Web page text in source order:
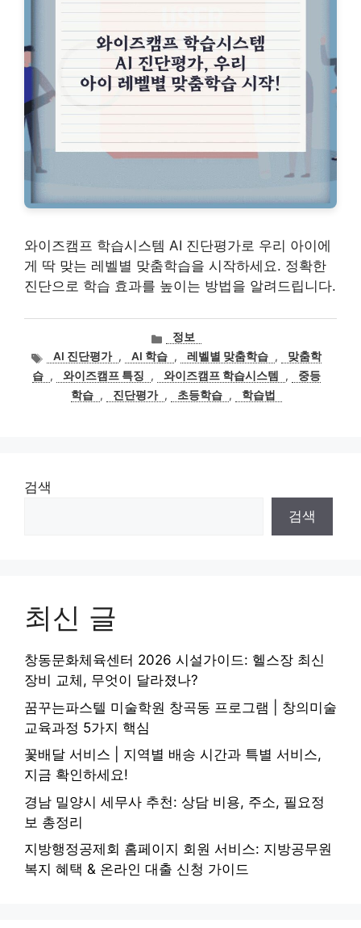
와이즈캠프 학습시스템 AI 진단평가로 우리 아이에
게 딱 맞는 레벨별 맞춤학습을 시작하세요. 정확한
진단으로 학습 효과를 높이는 방법을 알려드립니다.
카
고
리
정보
태AI 진단평가 , AI 학습 , 레벨별 맞춤학습 ,
맞춤학
습 , 와이즈캠프 특징 , 와이즈캠프 학습시스템 ,
중등
학습 , 진단평가 , 초등학습 , 학습법
검색
검색
최신 글
창동문화체육센터 2026 시설가이드: 헬스장 최신
장비 교체, 무엇이 달라졌나?
꿈꾸는파스텔 미술학원 창곡동 프로그램 | 창의미술
교육과정 5가지 핵심
꽃배달 서비스 | 지역별 배송 시간과 특별 서비스,
지금 확인하세요!
경남 밀양시 세무사 추천: 상담 비용, 주소, 필요정
보 총정리
지방행정공제회 홈페이지 회원 서비스: 지방공무원
복지 혜택 & 온라인 대출 신청 가이드